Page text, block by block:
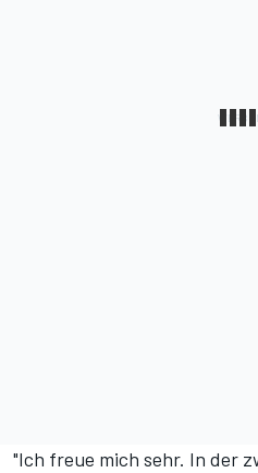
"Ich freue mich sehr. In der